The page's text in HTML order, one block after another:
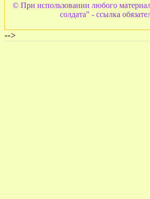
© При использовании любого
солдата" - ссылка
-->